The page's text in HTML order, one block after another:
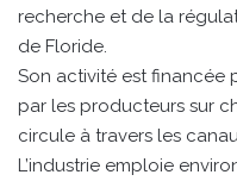
recherche et de la
de Floride.
Son activité est financée
par les producteurs sur
circule à travers les
L’industrie emploie